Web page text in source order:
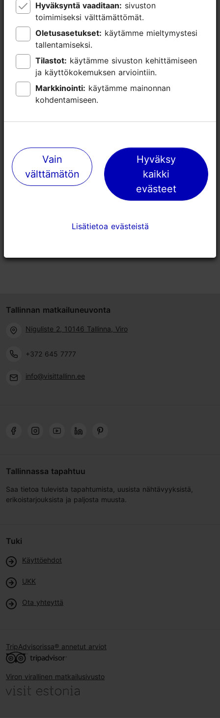
Lähellä olevia paikkoja
Cafe Mademoiselle
46m
Ravintola
49m
Tallinnan matkailuneuvonta
Niguliste 2, 10146 Tallinna, Viro
+372 645 7777
info@visittallinn.ee
Tallinnassa tapahtuu
Saa tietoa tulevista tapahtumista, uusista nähtävyyksistä,
erikoistarjouksista ja paljosta muusta.
Tuki
Käyttöehdot
UKK
Ota yhteyttä
TripAdvisorissa® annetut arviot
Viron virallinen matkailusivusto
Hyväksyntä vaaditaan:
toimimiseksi välttämättömät.
Oletusasetukset:
tallentamiseksi.
Tilastot:
ja käyttökokemuksen arviointiin.
Markkinointi:
kohdentamiseen.
Vain
välttämätön
Hyväksy
kaikki
evästeet
Lisätietoa evästeistä
Hyväksyntä vaaditaan:
toimimiseksi välttämättömät.
Oletusasetukset:
tallentamiseksi.
Tilastot:
ja käyttökokemuksen arviointiin.
Markkinointi:
kohdentamiseen.
Vain
välttämätön
Hyväksy
kaikki
evästeet
Lisätietoa evästeistä